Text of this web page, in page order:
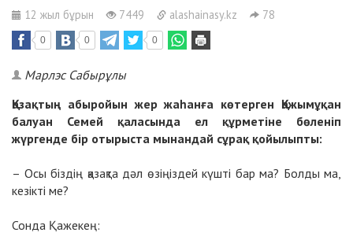
12 жыл бұрын 7449 alashainasy.kz 78
0 0 0
Марлэс Сабырұлы
Қазақтың абыройын жер жаһанға көтерген Қажымұқан
балуан Семей қаласында ел құрметіне бөленіп
жүргенде бір отырыста мынандай сұрақ қойылыпты:
– Осы біздің қазақта дәл өзіңіздей күшті бар ма? Болды ма,
кезікті ме?
Сонда Қажекең: